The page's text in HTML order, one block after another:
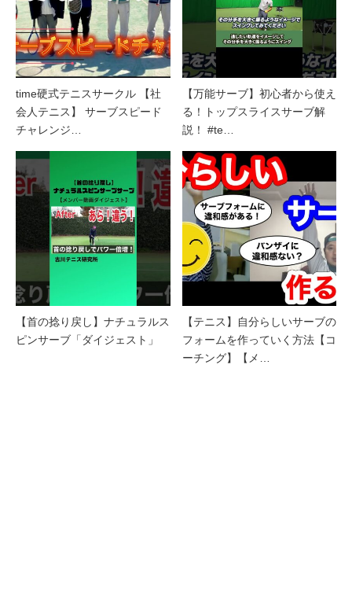
time硬式テニスサークル 【社
会人テニス】 サーブスピード
チャレンジ…
【万能サーブ】初心者から使え
る！トップスライスサーブ解
説！ #te…
【首の捻り戻し】ナチュラルス
ピンサーブ「ダイジェスト」
【テニス】自分らしいサーブの
フォームを作っていく方法【コ
ーチング】【メ…